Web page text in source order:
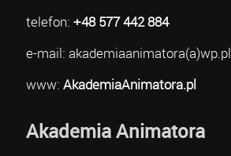
telefon: +48 577 442 884
e-mail: akademiaanimatora(a)wp.pl
www: AkademiaAnimatora.pl
Akademia Animatora